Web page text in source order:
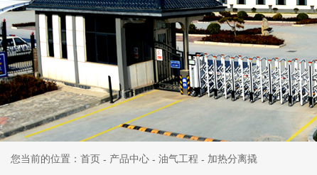
您当前的位置：首页 - 产品中心 - 油气工程 - 加热分离撬